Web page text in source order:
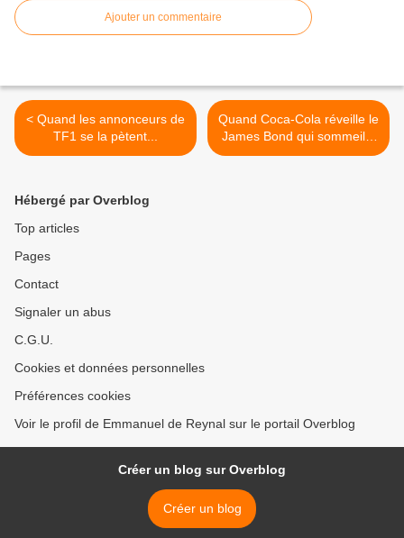
Ajouter un commentaire
< Quand les annonceurs de
TF1 se la pètent...
Quand Coca-Cola réveille le
James Bond qui sommeille
en nous... >
Hébergé par Overblog
Top articles
Pages
Contact
Signaler un abus
C.G.U.
Cookies et données personnelles
Préférences cookies
Voir le profil de Emmanuel de Reynal sur le portail Overblog
Créer un blog sur Overblog
Créer un blog